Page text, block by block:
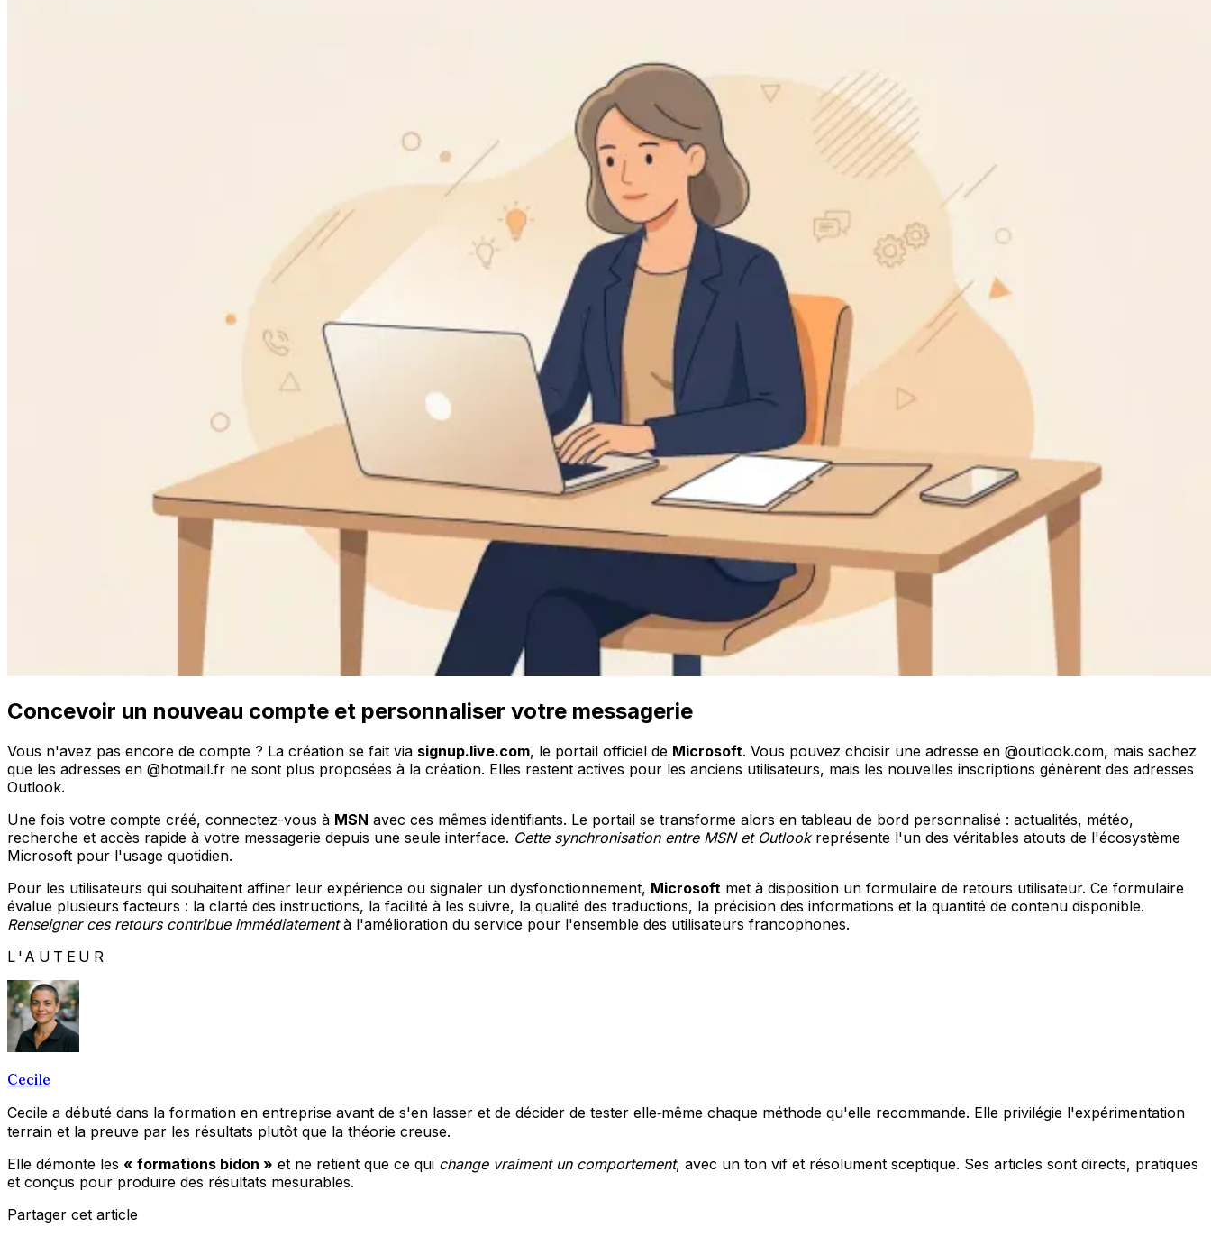
Concevoir un nouveau compte et personnaliser votre messagerie
Vous n'avez pas encore de compte ? La création se fait via signup.live.com, le portail officiel de Microsoft. Vous pouvez choisir une adresse en @outlook.com, mais sachez
que les adresses en @hotmail.fr ne sont plus proposées à la création. Elles restent actives pour les anciens utilisateurs, mais les nouvelles inscriptions génèrent des adresses
Outlook.
Une fois votre compte créé, connectez-vous à MSN avec ces mêmes identifiants. Le portail se transforme alors en tableau de bord personnalisé : actualités, météo,
recherche et accès rapide à votre messagerie depuis une seule interface. Cette synchronisation entre MSN et Outlookreprésente l'un des véritables atouts de l'écosystème
Microsoft pour l'usage quotidien.
Pour les utilisateurs qui souhaitent affiner leur expérience ou signaler un dysfonctionnement, Microsoft met à disposition un formulaire de retours utilisateur. Ce formulaire
évalue plusieurs facteurs : la clarté des instructions, la facilité à les suivre, la qualité des traductions, la précision des informations et la quantité de contenu disponible.
Renseigner ces retours contribue immédiatementà l'amélioration du service pour l'ensemble des utilisateurs francophones.
L'AUTEUR
Cecile
Cecile a débuté dans la formation en entreprise avant de s'en lasser et de décider de tester elle‑même chaque méthode qu'elle recommande. Elle privilégie l'expérimentation
terrain et la preuve par les résultats plutôt que la théorie creuse.
Elle démonte les « formations bidon » et ne retient que ce qui change vraiment un comportement, avec un ton vif et résolument sceptique. Ses articles sont directs, pratiques
et conçus pour produire des résultats mesurables.
Partager cet article